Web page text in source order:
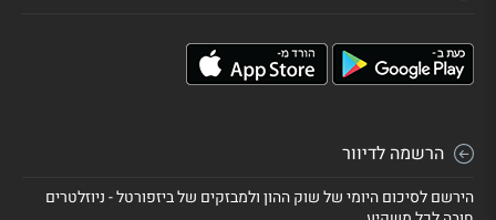
הרשמה לדיוור
הירשם לסיכום היומי של שוק ההון ולמבזקים של ביזפורטל - ניוזלטרים